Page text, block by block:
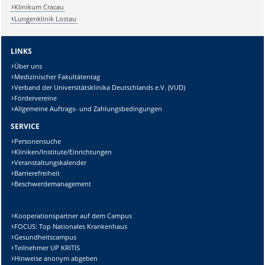
Klinikum Cracau
Lungenklinik Lostau
LINKS
Über uns
Medizinischer Fakultätentag
Verband der Universitätsklinika Deutschlands e.V. (VUD)
Fördervereine
Allgemeine Auftrags- und Zahlungsbedingungen
SERVICE
Personensuche
Kliniken/Institute/Einrichtungen
Veranstaltungskalender
Barrierefreiheit
Beschwerdemanagement
Kooperationspartner auf dem Campus
FOCUS: Top Nationales Krankenhaus
Gesundheitscampus
Teilnehmer UP KRITIS
Hinweise anonym abgeben